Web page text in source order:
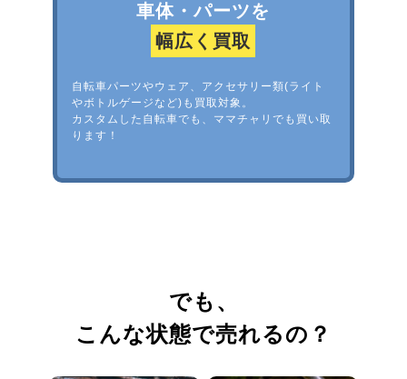
車体・パーツを
幅広く買取
自転車パーツやウェア、アクセサリー類(ライト
やボトルゲージなど)も買取対象。
カスタムした自転車でも、ママチャリでも買い取
ります！
でも、
こんな状態で売れるの？